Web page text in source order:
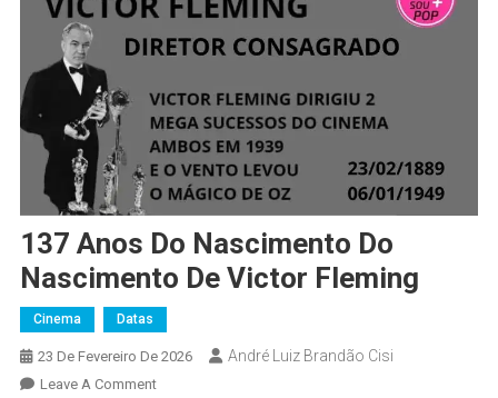
137 Anos Do Nascimento Do
Nascimento De Victor Fleming
Cinema Datas
23 De Fevereiro De 2026 André Luiz Brandão Cisi
Leave A Comment